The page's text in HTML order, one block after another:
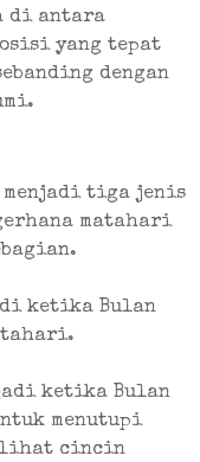
di antara
yang tepat
dengan
tiga jenis
matahari
ketika Bulan
ketika Bulan
menutupi
cincin